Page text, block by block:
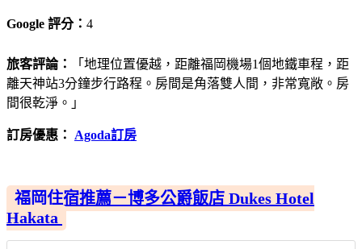
Google 評分： 4
旅客評論：
「地理位置優越，距離福岡機場1個地鐵車程，距
離天神站3分鐘步行路程。房間是角落雙人間，非常寬敞。房
間很乾淨。」
訂房優惠： Agoda訂房
福岡住宿推薦－博多公爵飯店 Dukes Hotel
Hakata